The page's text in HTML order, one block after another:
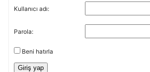
Kullanıcı adı:
Parola:
Beni hatırla
Giriş yap